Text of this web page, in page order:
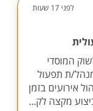
לפני 17 שעות
המוסדי
ת תפעול
אירועים בזמן
מקצה לק...